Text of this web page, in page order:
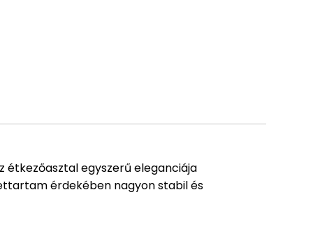
étkezőasztal egyszerű eleganciája
érdekében nagyon stabil és